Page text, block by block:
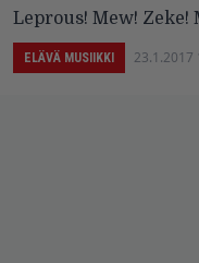
Leprous! Mew!
ELÄVÄ MUSIIKKI 23.1.2017